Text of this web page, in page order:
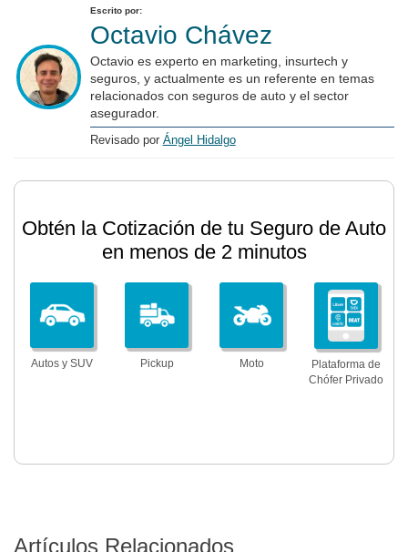
Escrito por:
Octavio Chávez
Octavio es experto en marketing, insurtech y
seguros, y actualmente es un referente en temas
relacionados con seguros de auto y el sector
asegurador.
Revisado por Ángel Hidalgo
Obtén la Cotización de tu Seguro de Auto
en menos de 2 minutos
Autos y SUV Pickup Moto
Plataforma de
Chófer Privado
Artículos Relacionados